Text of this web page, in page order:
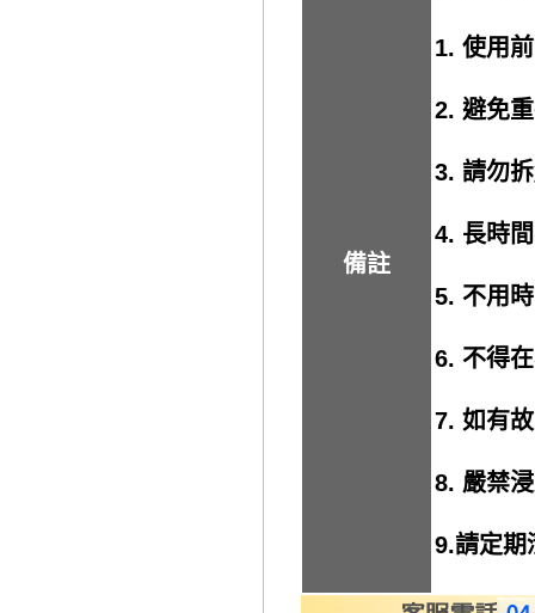
備註
1. 使用
2. 避免
3. 請勿
4. 長時
5. 不用
6. 不得
7. 如有
8. 嚴禁
9.請定期